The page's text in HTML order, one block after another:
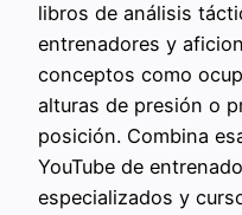
libros de análisis
entrenadores y
conceptos como
alturas de presión o
posición. Combina
YouTube de
especializados y